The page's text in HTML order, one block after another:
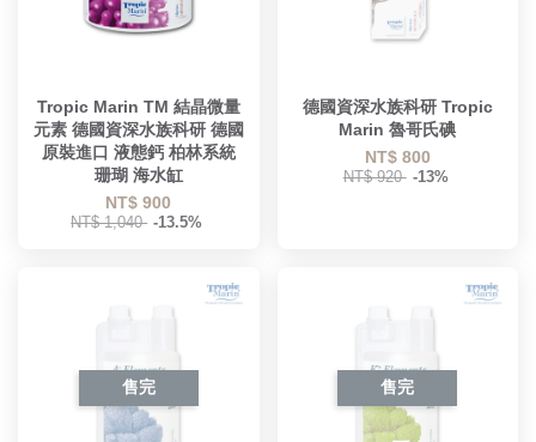
Tropic Marin TM 結晶微量
元素 德國資深水族科研 德國
原裝進口 液態鈣 柏林系統
珊瑚 海水缸
NT$ 900
NT$ 1,040 -13.5%
德國資深水族科研 Tropic
Marin 魯哥氏碘
NT$ 800
NT$ 920 -13%
售完 售完